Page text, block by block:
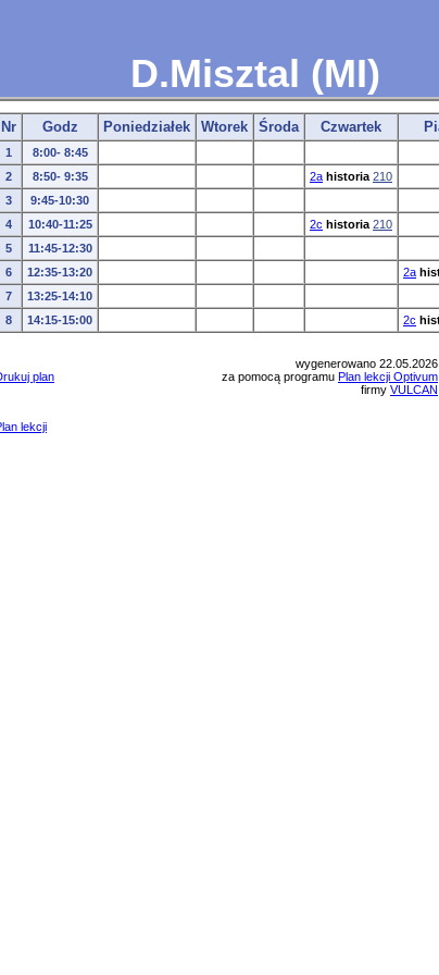
D.Misztal (MI)
Nr Godz Poniedziałek Wtorek Środa Czwartek
1
8:00- 8:45
2
8:50- 9:35 2a historia 210
3
9:45-10:30
4
10:40-11:25 2c historia 210
5
11:45-12:30
6
12:35-13:20 2a
7
13:25-14:10
8
14:15-15:00 2c
plan
wygenerowano 22.05.2026
za pomocą programu Plan lekcji Optivum
firmy VULCAN
lekcji